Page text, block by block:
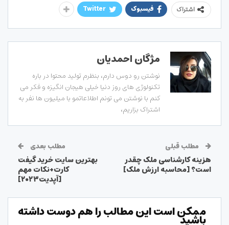
اشتراک فیسبوک Twitter
مژگان احمدیان
نوشتن رو دوس دارم، بنظرم تولید محتوا در باره
تکنولوژی های روز دنیا خیلی هیجان انگیزه و فکر می
کنم با نوشتن می تونم اطلاعاتمو با میلیون ها نفر به
اشتراک بزاریم،
مطلب قبلی
هزینه کارشناسی ملک چقدر
است؟ [محاسبه ارزش ملک]
مطلب بعدی
بهترین سایت خرید گیفت
کارت+نکات مهم
[آپدیت۲۰۲۳]
ممکن است این مطالب را هم دوست داشته
باشید